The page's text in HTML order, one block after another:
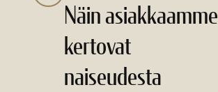
Näin asiakkaamme
kertovat
naiseudesta